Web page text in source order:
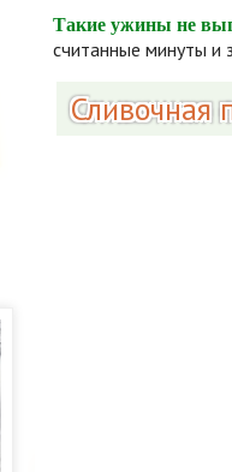
калорий
Такие ужины не
считанные минуты и
Сливочная